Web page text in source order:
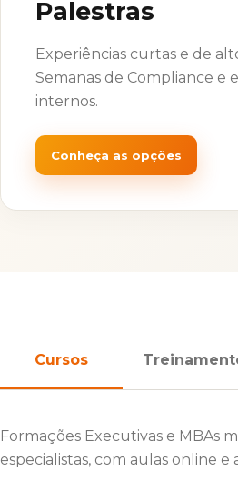
Palestras
Experiências curtas e de
Semanas de Compliance e
internos.
Conheça as opções
Cursos
Formações Executivas e MBAs
especialistas, com aulas online e